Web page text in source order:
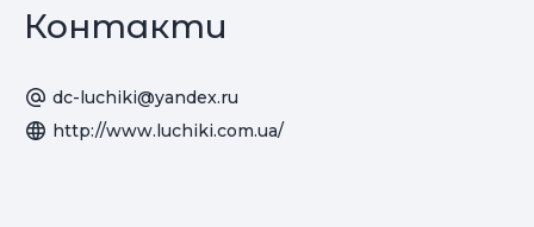
Контакти
dc-luchiki@yandex.ru
http://www.luchiki.com.ua/